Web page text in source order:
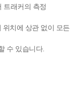
트래커의 측정
위치에 상관 없이 모든
수 있습니다.